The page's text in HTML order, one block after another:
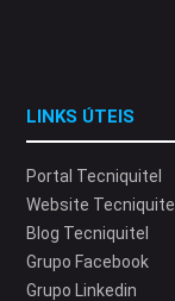
LINKS ÚTEIS
Portal Tecniquitel
Website Tecniquitel
Blog Tecniquitel
Grupo Facebook
Grupo Linkedin